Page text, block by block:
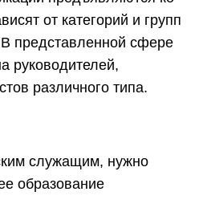
от категорий и групп
представленной сфере
руководителей,
различного типа.
служащим, нужно
образование